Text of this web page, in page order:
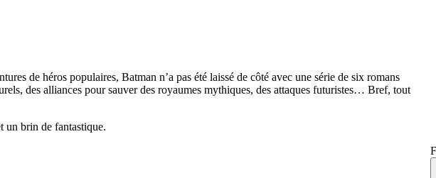
de héros populaires, Batman n’a pas été laissé de côté avec une série de six romans
des alliances pour sauver des royaumes mythiques, des attaques futuristes… Bref, tout
un brin de fantastique.